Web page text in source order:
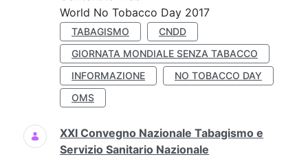
World No Tobacco Day 2017
TABAGISMO
CNDD
GIORNATA MONDIALE SENZA TABACCO
INFORMAZIONE
NO TOBACCO DAY
OMS
XXI Convegno Nazionale Tabagismo e
Servizio Sanitario Nazionale